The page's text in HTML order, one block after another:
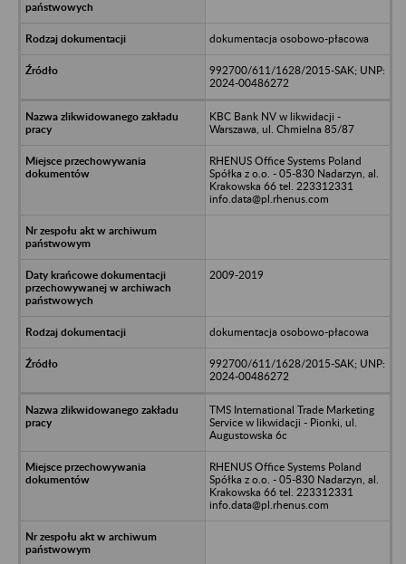
dokumentacja osobowo-płacowa
992700/611/1628/2015-SAK; UNP:
2024-00486272
KBC Bank NV w likwidacji -
Warszawa, ul. Chmielna 85/87
RHENUS Office Systems Poland
Spółka z o.o. - 05-830 Nadarzyn, al.
Krakowska 66 tel. 223312331
info.data@pl.rhenus.com
2009-2019
dokumentacja osobowo-płacowa
992700/611/1628/2015-SAK; UNP:
2024-00486272
TMS International Trade Marketing
Service w likwidacji - Pionki, ul.
Augustowska 6c
RHENUS Office Systems Poland
Spółka z o.o. - 05-830 Nadarzyn, al.
Krakowska 66 tel. 223312331
info.data@pl.rhenus.com